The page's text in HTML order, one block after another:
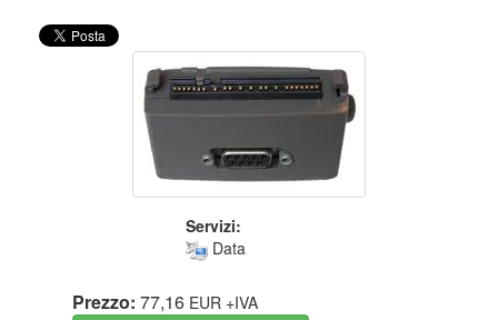
Servizi:
Data
Prezzo: 77,16 EUR +IVA